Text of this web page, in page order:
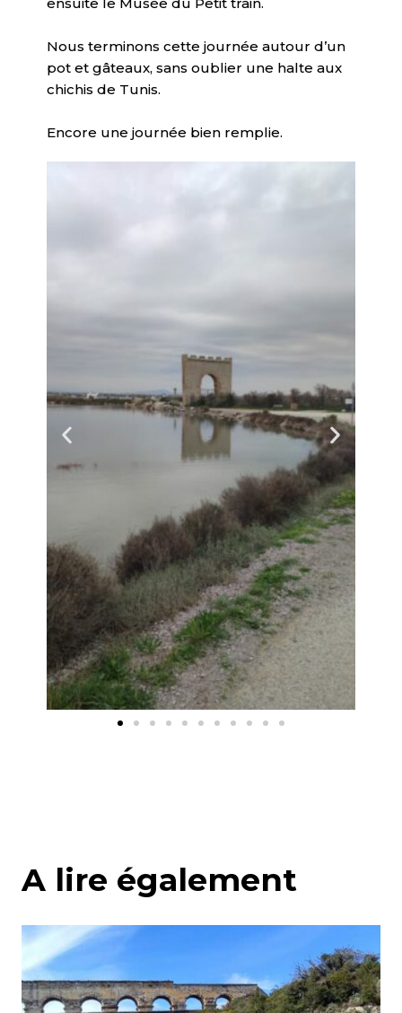
Nous terminons cette journée autour d’un
pot et gâteaux, sans oublier une halte aux
chichis de Tunis.
Encore une journée bien remplie.
A lire également